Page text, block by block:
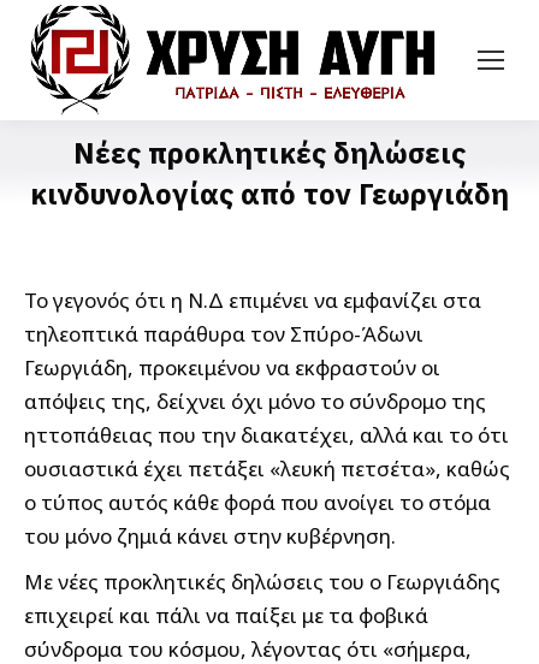
Νέες προκλητικές δηλώσεις
κινδυνολογίας από τον Γεωργιάδη
Το γεγονός ότι η Ν.Δ επιμένει να εμφανίζει στα
τηλεοπτικά παράθυρα τον Σπύρο-Άδωνι
Γεωργιάδη, προκειμένου να εκφραστούν οι
απόψεις της, δείχνει όχι μόνο το σύνδρομο της
ηττοπάθειας που την διακατέχει, αλλά και το ότι
ουσιαστικά έχει πετάξει «λευκή πετσέτα», καθώς
ο τύπος αυτός κάθε φορά που ανοίγει το στόμα
του μόνο ζημιά κάνει στην κυβέρνηση.
Με νέες προκλητικές δηλώσεις του ο Γεωργιάδης
επιχειρεί και πάλι να παίξει με τα φοβικά
σύνδρομα του κόσμου, λέγοντας ότι «σήμερα,